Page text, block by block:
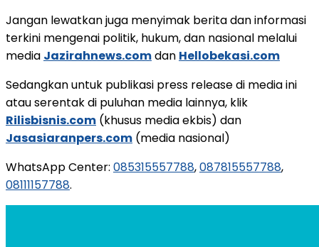
Jangan lewatkan juga menyimak berita dan informasi
terkini mengenai politik, hukum, dan nasional melalui
media Jazirahnews.comdan Hellobekasi.com
Sedangkan untuk publikasi press release di media ini
atau serentak di puluhan media lainnya, klik
Rilisbisnis.com (khusus media ekbis) dan
Jasasiaranpers.com (media nasional)
WhatsApp Center: 085315557788,087815557788,
08111157788.